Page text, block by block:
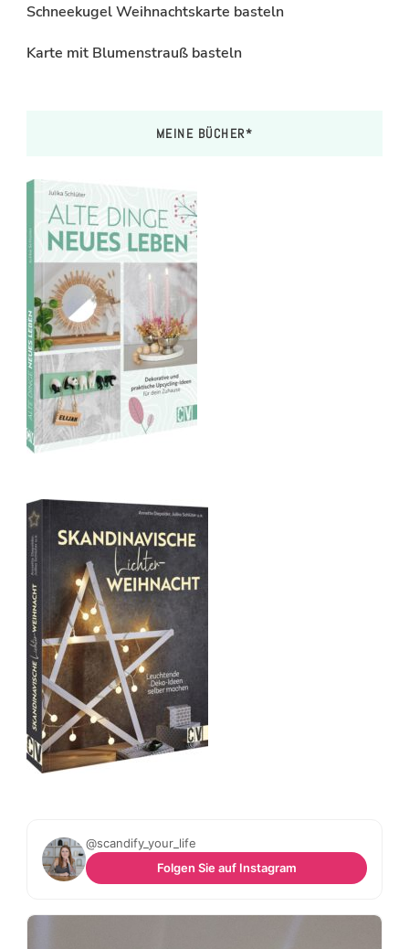
Schneekugel Weihnachtskarte basteln
Karte mit Blumenstrauß basteln
MEINE BÜCHER*
@scandify_your_life
Folgen Sie auf Instagram